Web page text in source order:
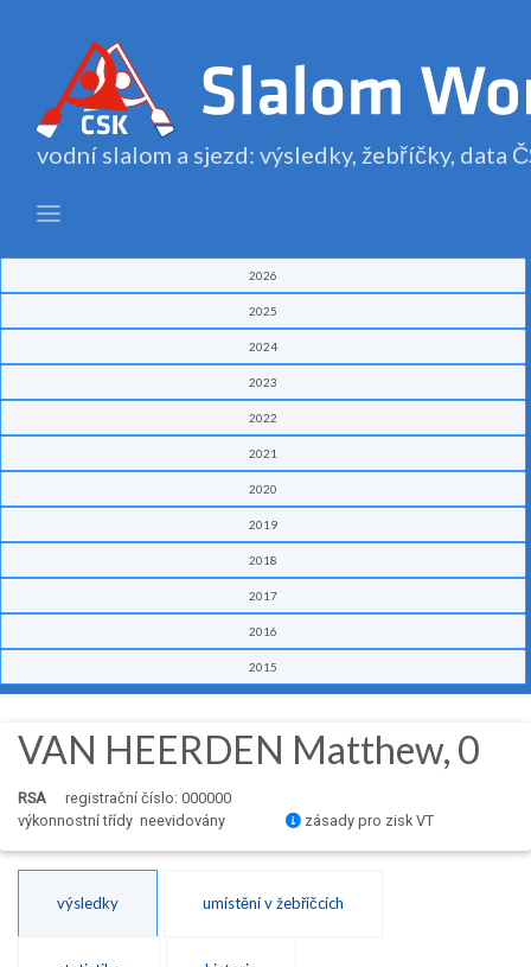
vodní slalom a sjezd: výsledky, žebříčky, data
2026
2025
2024
2023
2022
2021
2020
2019
2018
2017
2016
2015
VAN HEERDEN Matthew, 0
RSA
registrační číslo: 000000
výkonnostní třídy neevidovány
zásady pro zisk VT
výsledky umístění v žebříčcích